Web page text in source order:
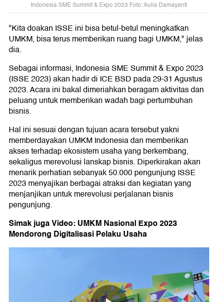
Indonesia SME Summit & Expo 2023 Foto: Aulia Damayanti
"Kita doakan ISSE ini bisa betul-betul meningkatkan
UMKM, bisa terus memberikan ruang bagi UMKM," jelas
dia.
Sebagai informasi, Indonesia SME Summit & Expo 2023
(ISSE 2023) akan hadir di ICE BSD pada 29-31 Agustus
2023. Acara ini bakal dimeriahkan beragam aktivitas dan
peluang untuk memberikan wadah bagi pertumbuhan
bisnis.
Hal ini sesuai dengan tujuan acara tersebut yakni
memberdayakan UMKM Indonesia dan memberikan
akses terhadap ekosistem usaha yang berkembang,
sekaligus merevolusi lanskap bisnis. Diperkirakan akan
menarik perhatian sebanyak 50.000 pengunjung ISSE
2023 menyajikan berbagai atraksi dan kegiatan yang
menjanjikan untuk merevolusi perjalanan bisnis
pengunjung.
Simak juga Video: UMKM Nasional Expo 2023
Mendorong Digitalisasi Pelaku Usaha